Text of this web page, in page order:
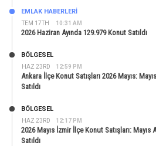
TEM 17TH 10:31 AM
EMLAK HABERLERI
2026 Haziran Ayında 129.979 Konut Satıldı
HAZ 23RD 12:59 PM
BÖLGESEL
Ankara İlçe Konut Satışları 2026 Mayıs:
Satıldı
HAZ 23RD 12:17 PM
BÖLGESEL
2026 Mayıs İzmir İlçe Konut Satışları: Mayıs
Satıldı